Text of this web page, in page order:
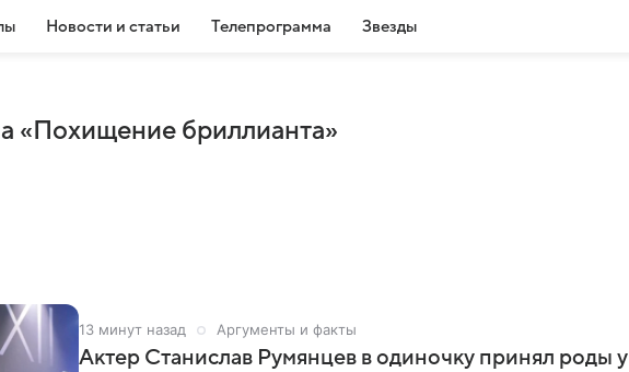
Новости и статьи Телепрограмма Звезды
«Похищение бриллианта»
13 минут назад Аргументы и факты
Актер Станислав Румянцев в одиночку принял роды у